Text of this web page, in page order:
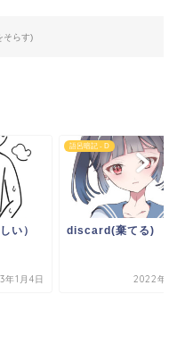
そらす)
い）
年1月4日
語呂暗記 - D
discard(棄てる)
2022年5